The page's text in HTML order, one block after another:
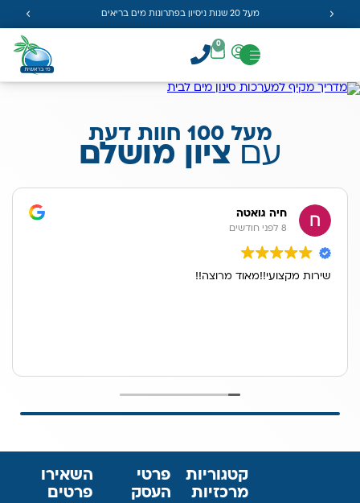
מעל 20 שנות ניסיון בפתרונות מים בריאים
0
מעל 100 חוות דעת
עםציון מושלם
חיה גואטה
8 לפני חודשים
שירות מקצועי!!מאוד מרוצה!!
קטגוריות
מרכזיות
פרטי
העסק
השאירו
פרטים